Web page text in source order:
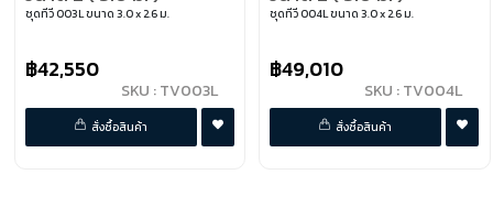
ชุดทีวี 003L ขนาด 3.0 x 2.6 ม.
฿42,550
SKU : TV003L
พรีออเดอร์
สั่งซื้อสินค้า
ชุดทีวี 004L ขนาด 3.0 x 2.6 ม.
฿49,010
SKU : TV004L
พรีออเดอร์
สั่งซื้อสินค้า